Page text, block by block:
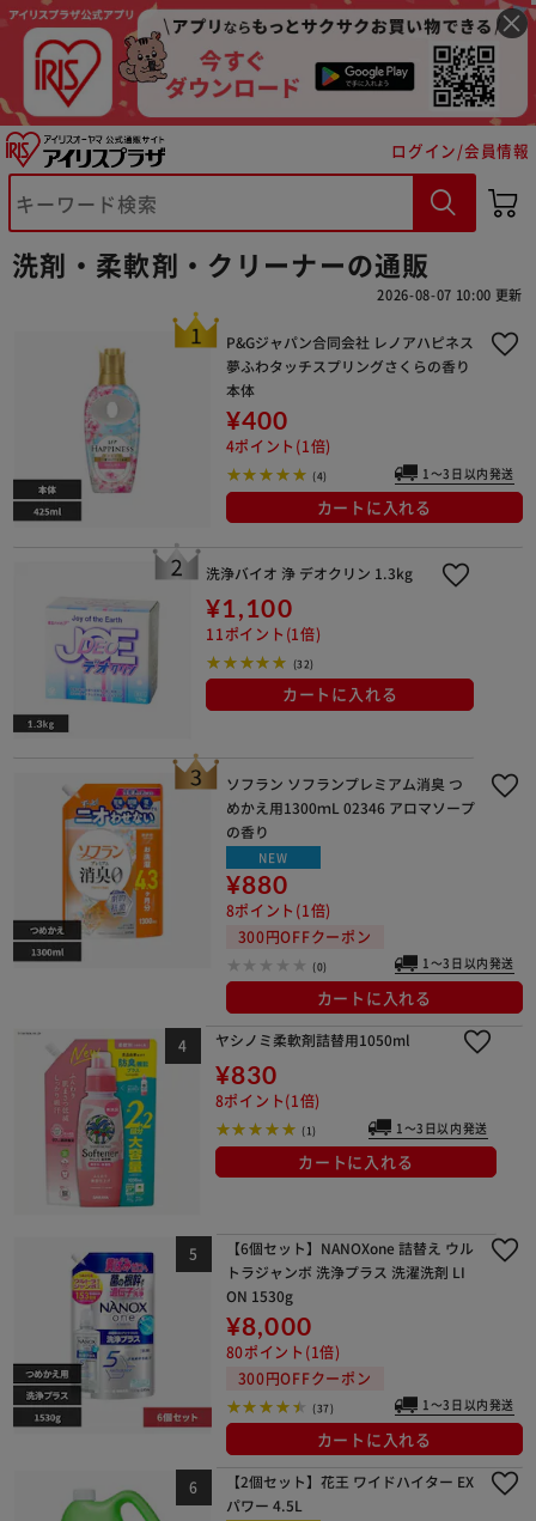
ログイン/会員情報
洗剤・柔軟剤・クリーナーの通販
2026-08-07 10:00 更新
P&Gジャパン合同会社 レノアハピネス
夢ふわタッチスプリングさくらの香り
本体
¥400
4ポイント(1倍)
(4) 1～3日以内発送
カートに入れる
洗浄バイオ 浄 デオクリン 1.3kg
¥1,100
11ポイント(1倍)
(32)
カートに入れる
ソフラン ソフランプレミアム消臭 つ
めかえ用1300ｍL 02346 アロマソープ
の香り
NEW
¥880
8ポイント(1倍)
300円OFFクーポン
(0) 1～3日以内発送
カートに入れる
ヤシノミ柔軟剤詰替用1050ml
¥830
8ポイント(1倍)
(1) 1～3日以内発送
カートに入れる
【6個セット】NANOXone 詰替え ウル
トラジャンボ 洗浄プラス 洗濯洗剤 LI
ON 1530g
¥8,000
80ポイント(1倍)
300円OFFクーポン
(37) 1～3日以内発送
カートに入れる
【2個セット】花王 ワイドハイター EX
パワー 4.5L
※ご確認ください